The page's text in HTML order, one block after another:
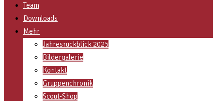
Team
Downloads
Mehr
Jahresrückblick 2025
Bildergalerie
Kontakt
Gruppenchronik
Scout-Shop